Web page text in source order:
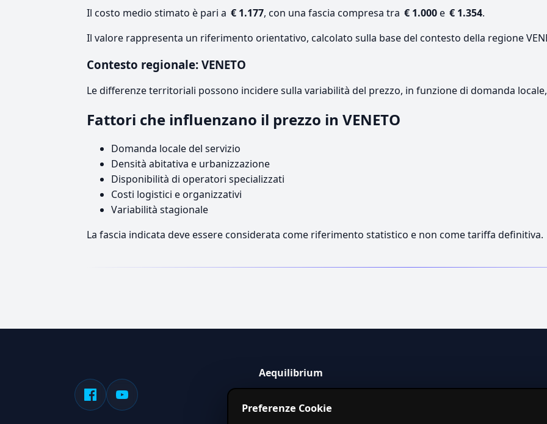
Il costo medio stimato è pari a € 1.177, con una fascia compresa tra € 1.000e € 1.354.
Il valore rappresenta un riferimento orientativo, calcolato sulla base del contesto della regione
Contesto regionale: VENETO
Le differenze territoriali possono incidere sulla variabilità del prezzo, in funzione di domanda
Fattori che influenzano il prezzo in VENETO
Domanda locale del servizio
Densità abitativa e urbanizzazione
Disponibilità di operatori specializzati
Costi logistici e organizzativi
Variabilità stagionale
La fascia indicata deve essere considerata come riferimento statistico e non come tariffa definitiva.
Aequilibrium
servizi in Italia.
Preferenze Cookie